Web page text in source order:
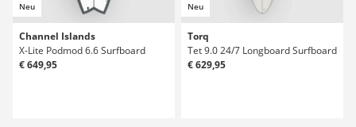
Neu
Channel Islands
X-Lite Podmod 6.6 Surfboard
€ 649,95
Neu
Torq
Tet 9.0 24/7 Longboard Surfboard
€ 629,95